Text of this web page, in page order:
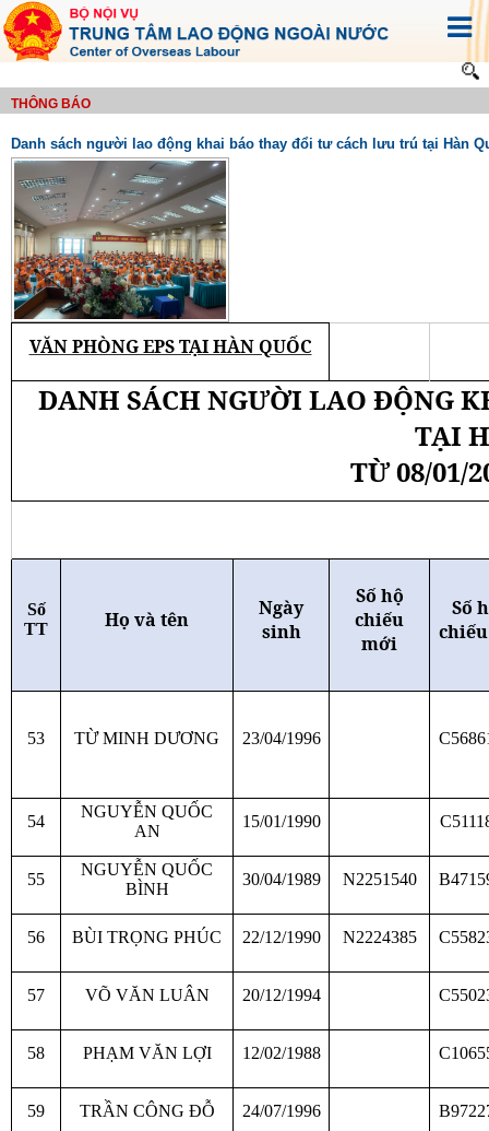
THÔNG BÁO
Danh sách người lao động khai báo thay đổi tư cách lưu trú tại Hàn
VĂN PHÒNG EPS TẠI HÀN QUỐC
DANH SÁCH NGƯỜI LAO ĐỘNG
TẠI
TỪ 08/01/
Số
TT
Họ và tên
Ngày
sinh
Số hộ
chiếu
mới
Số
53 TỪ MINH DƯƠNG 23/04/1996
54
NGUYỄN QUỐC
AN
15/01/1990
55
NGUYỄN QUỐC
BÌNH
30/04/1989 N2251540
56 BÙI TRỌNG PHÚC 22/12/1990 N2224385
57 VÕ VĂN LUÂN 20/12/1994
58 PHẠM VĂN LỢI 12/02/1988
59 TRẦN CÔNG ĐỖ 24/07/1996